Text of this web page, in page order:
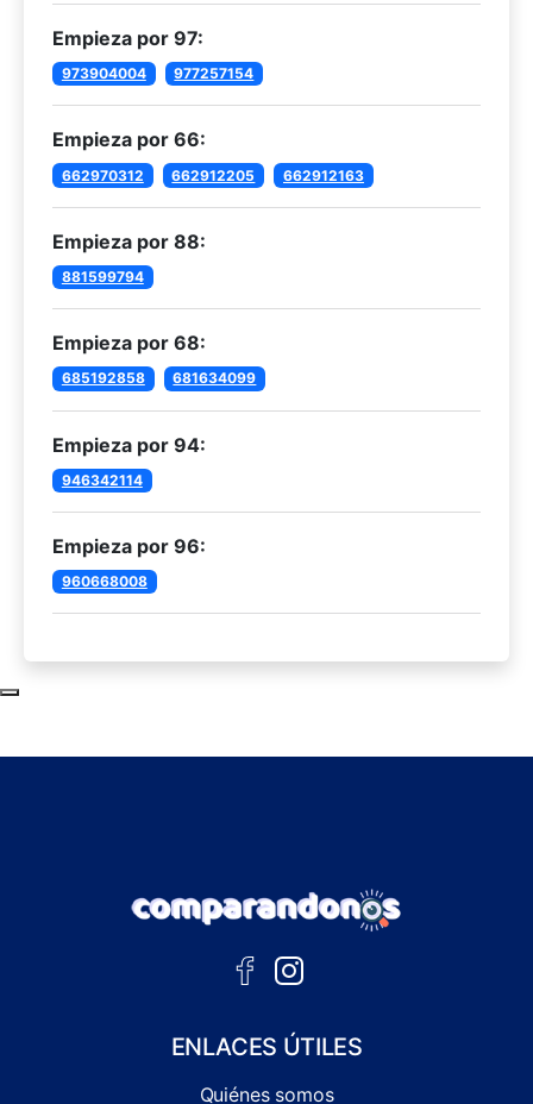
Empieza por 97:
973904004 977257154
Empieza por 66:
662970312 662912205 662912163
Empieza por 88:
881599794
Empieza por 68:
685192858 681634099
Empieza por 94:
946342114
Empieza por 96:
960668008
ENLACES ÚTILES
Quiénes somos